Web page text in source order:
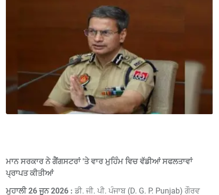
ਮਾਨ ਸਰਕਾਰ ਨੇ ਗੈਂਗਸਟਰਾਂ 'ਤੇ ਵਾਰ ਮੁਹਿੰਮ ਵਿਚ ਵੱਡੀਆਂ ਸਫਲਤਾਵਾਂ
ਪ੍ਰਾਪਤ ਕੀਤੀਆਂ
ਮੁਹਾਲੀ 26 ਜੂਨ 2026 : ਡੀ. ਜੀ. ਪੀ. ਪੰਜਾਬ (D. G. P. Punjab) ਗੌਰਵ